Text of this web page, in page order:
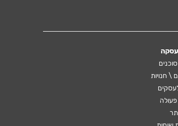
עסקה
\ חנויות
פעולה